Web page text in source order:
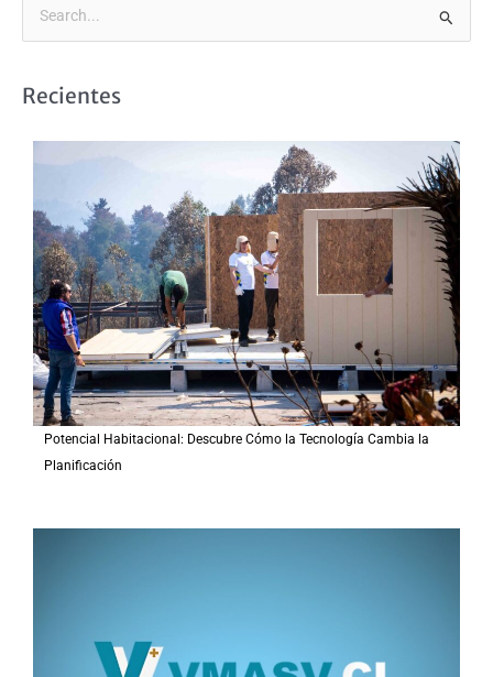
cRecientes
Potencial Habitacional: Descubre Cómo la Tecnología Cambia la
Planificación